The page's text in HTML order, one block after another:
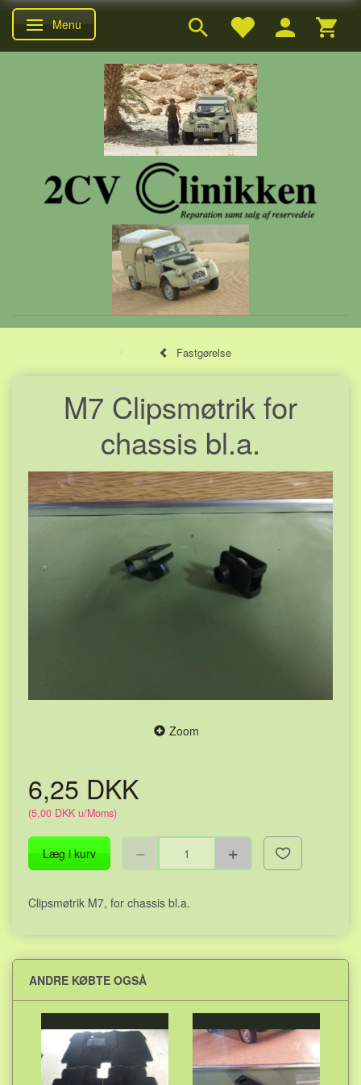
Skifte navigation
Menu
Fastgørelse
M7 Clipsmøtrik for
chassis bl.a.
Zoom
6,25 DKK
(5,00 DKK u/Moms)
Læg i kurv
Clipsmøtrik M7, for chassis bl.a.
ANDRE KØBTE OGSÅ